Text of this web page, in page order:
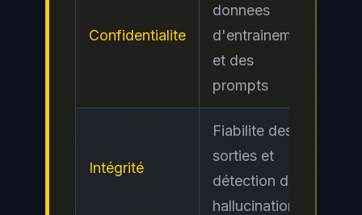
Confidentialite
donnees
d'entrainement
et des
prompts
Intégrité
Fiabilite des
sorties et
détection des
hallucinations